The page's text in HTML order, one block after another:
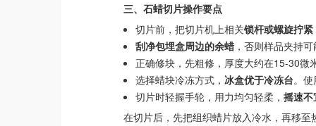
三、石蜡切片操作要点
切片前，把切片机上相关锁杆或螺旋拧紧
刮净包埋盒周边的余蜡，否则样品夹持
正确修块，先粗修，厚度大约在15-30微
选择蜡块冷冻方式， 冰盒优于冷冻台。
切片时轻握手轮，用力均匀轻柔， 摇速
在切片后，先把组织蜡片放入冷水，再移